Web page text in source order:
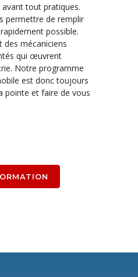
tout pratiques.
permettre de remplir
possible.
des mécaniciens
qui œuvrent
Notre programme
est donc toujours
pointe et faire de vous